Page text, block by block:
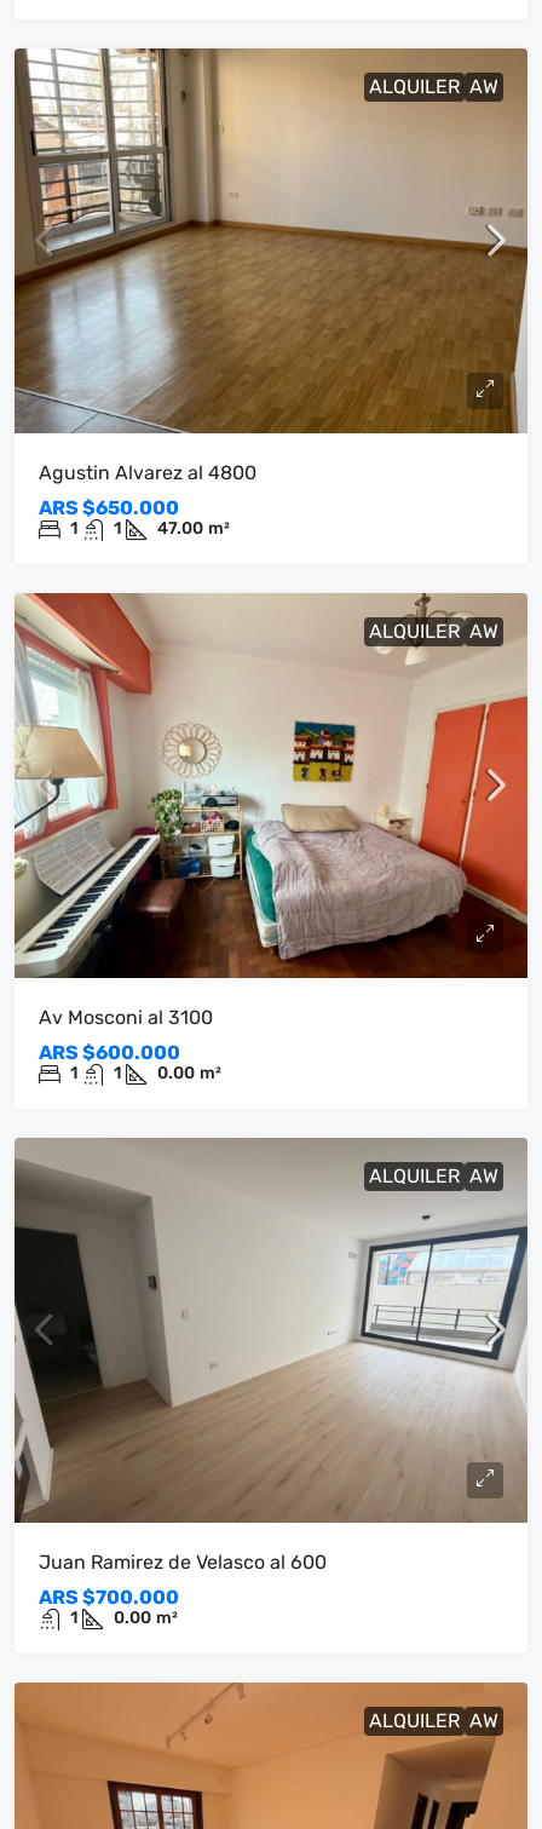
ALQUILER AW
Agustin Alvarez al 4800
ARS $650.000
1 1 47.00 m²
ALQUILER AW
Av Mosconi al 3100
ARS $600.000
1 1 0.00 m²
ALQUILER AW
Juan Ramirez de Velasco al 600
ARS $700.000
1 0.00 m²
ALQUILER AW